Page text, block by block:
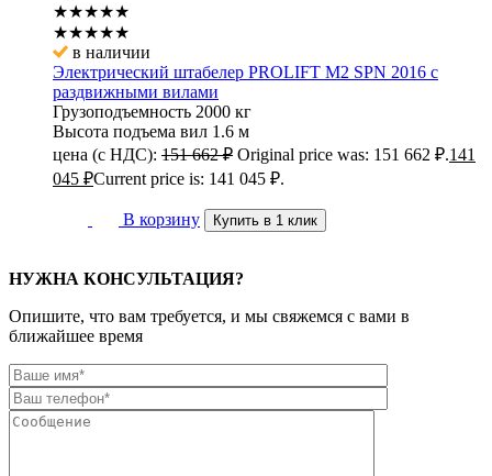
★★★★★
★★★★★
в наличии
Электрический штабелер PROLIFT M2 SPN 2016 с
раздвижными вилами
Грузоподъемность 2000 кг
Высота подъема вил 1.6 м
цена (с НДС): 151 662₽ Original price was: 151 662 ₽.141
045 ₽Current price is: 141 045 ₽.
В корзину Купить в 1 клик
НУЖНА КОНСУЛЬТАЦИЯ?
Опишите, что вам требуется, и мы свяжемся с вами в
ближайшее время